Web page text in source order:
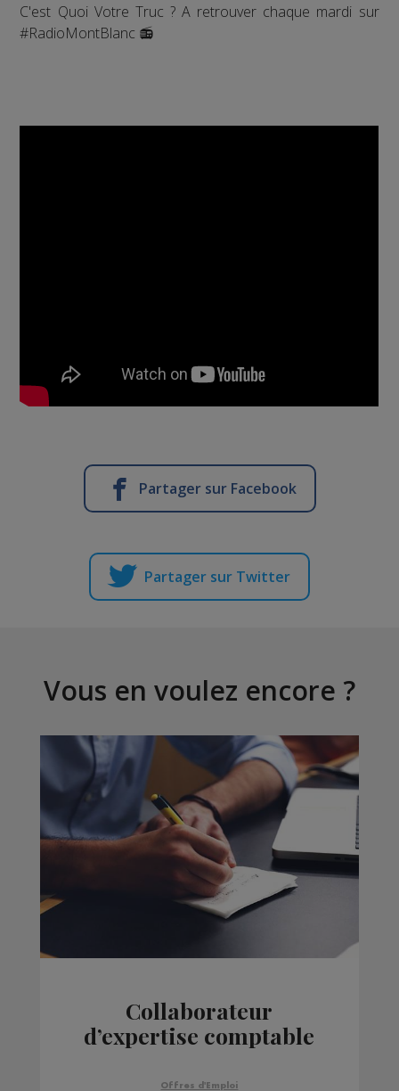
C'est Quoi Votre Truc ? A retrouver chaque mardi sur
#RadioMontBlanc 📻
Partager sur Facebook
Partager sur Twitter
Vous en voulez encore ?
Collaborateur
d’expertise comptable
Offres d'Emploi